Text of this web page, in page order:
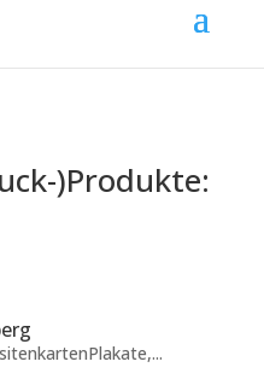
)Produkte: